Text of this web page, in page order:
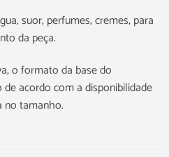
suor, perfumes, cremes, para
da peça.
o formato da base do
acordo com a disponibilidade
no tamanho.